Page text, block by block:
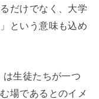
だけでなく、大学
という意味も込め
生徒たちが一つ
場であるとのイメ